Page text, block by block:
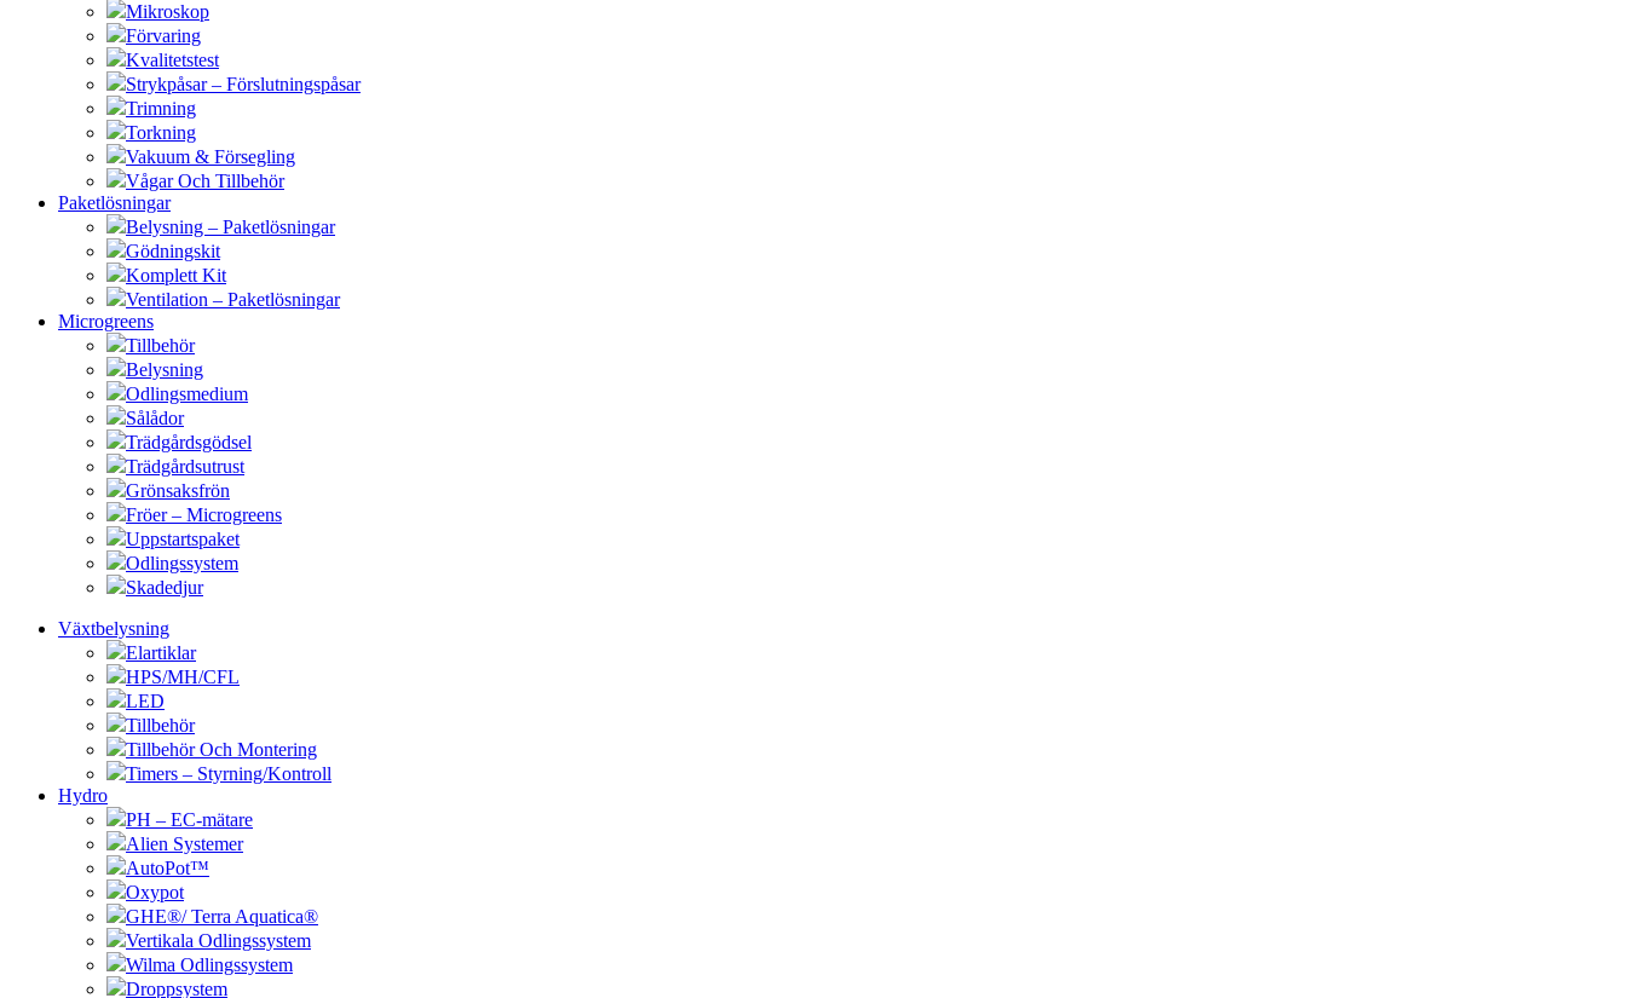
Mikroskop
Förvaring
Kvalitetstest
Strykpåsar – Förslutningspåsar
Trimning
Torkning
Vakuum & Försegling
Vågar Och Tillbehör
Paketlösningar
Belysning – Paketlösningar
Gödningskit
Komplett Kit
Ventilation – Paketlösningar
Microgreens
Tillbehör
Belysning
Odlingsmedium
Sålådor
Trädgårdsgödsel
Trädgårdsutrust
Grönsaksfrön
Fröer – Microgreens
Uppstartspaket
Odlingssystem
Skadedjur
Växtbelysning
Elartiklar
HPS/MH/CFL
LED
Tillbehör
Tillbehör Och Montering
Timers – Styrning/Kontroll
Hydro
PH – EC-mätare
Alien Systemer
AutoPot™
Oxypot
GHE®/ Terra Aquatica®
Vertikala Odlingssystem
Wilma Odlingssystem
Droppsystem